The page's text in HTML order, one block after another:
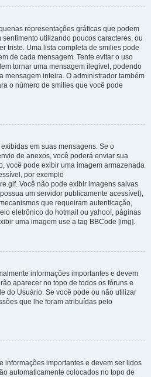
representações gráficas que podem
utilizando poucos caracteres, ou
triste. Uma lista completa de smilies pode
de cada mensagem. Tente evitar o uso
tornar uma mensagem ilegível, podendo
mensagem inteira. O administrador também
o número de smilies que você pode
em suas mensagens. Se o
de anexos, você poderá enviar sua
você pode exibir uma imagem armazenada
por exemplo
Você não pode exibir imagens salvas
um servidor publicamente acessível),
que requeiram autenticação,
eletrônico do hotmail ou yahoo!, páginas
uma imagem use a tag BBCode [img].
informações importantes e devem
aparecer no topo de todos os fóruns e
do Usuário. Se você pode ou não utilizar
que lhe foram atribuídas pelo
informações importantes e devem ser lidos
automaticamente colocados no topo de